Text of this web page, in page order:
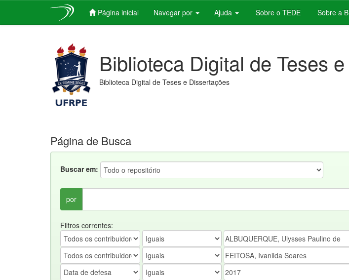
Página inicial Navegar por Ajuda Sobre o TEDE Sobre a
Biblioteca Digital de Teses
Biblioteca Digital de Teses e Dissertações
Página de Busca
Buscar em:
por
Filtros correntes: